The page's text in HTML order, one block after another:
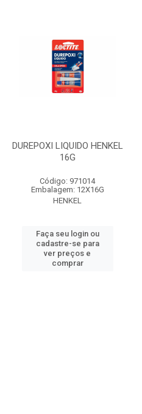
DUREPOXI LIQUIDO HENKEL
16G
Código: 971014
Embalagem: 12X16G
HENKEL
Faça seu login ou
cadastre-se para
ver preços e
comprar